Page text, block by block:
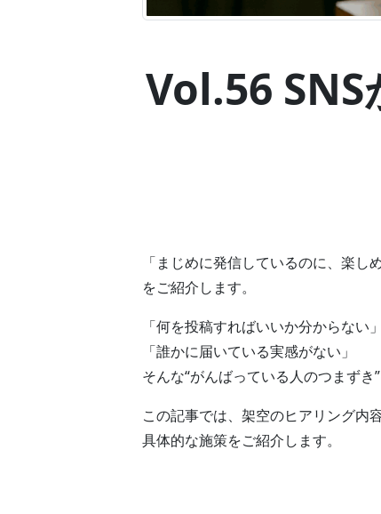
Vol.56
「まじめに発信しているのに、楽
をご紹介します。
「何を投稿すればいいか分からない」
「誰かに届いている実感がない」
そんな“がんばっている人のつまずき
この記事では、架空のヒアリング内
具体的な施策をご紹介します。